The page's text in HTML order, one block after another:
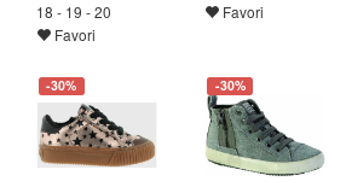
18 - 19 - 20
Favori
Favori
-30% -30%